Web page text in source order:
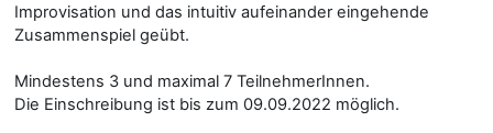
Improvisation und das intuitiv aufeinander eingehende
Zusammenspiel geübt.
Mindestens 3 und maximal 7 TeilnehmerInnen.
Die Einschreibung ist bis zum 09.09.2022 möglich.